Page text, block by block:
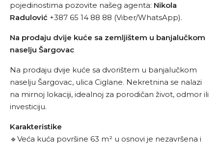
pojedinostima pozovite našeg agenta: Nikola
Radulović +387 65 14 88 88 (Viber/WhatsApp).
Na prodaju dvije kuće sa zemljištem u banjalučkom
naselju Šargovac
Na prodaju dvije kuće sa dvorištem u banjalučkom
naselju Šargovac, ulica Ciglane. Nekretnina se nalazi
na mirnoj lokaciji, idealnoj za porodičan život, odmor ili
investiciju.
Karakteristike
🔹Veća kuća površine 63 m² u osnovi je nezavršena i